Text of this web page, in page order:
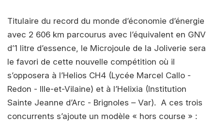
Titulaire du record du monde d’économie d’énergie
avec 2 606 km parcourus avec l’équivalent en GNV
d’1 litre d’essence, le Microjoule de la Joliverie sera
le favori de cette nouvelle compétition où il
s’opposera à l’Helios CH4 (Lycée Marcel Callo -
Redon - Ille-et-Vilaine) et à l’Helixia (Institution
Sainte Jeanne d’Arc - Brignoles – Var). A ces trois
concurrents s’ajoute un modèle « hors course » :